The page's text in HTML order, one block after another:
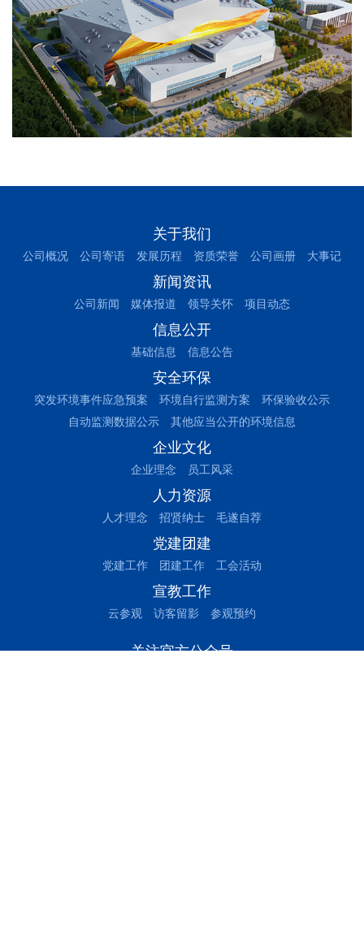
关于我们
公司概况 公司寄语 发展历程 资质荣誉 公司画册 大事记
新闻资讯
公司新闻 媒体报道 领导关怀 项目动态
信息公开
基础信息 信息公告
安全环保
突发环境事件应急预案 环境自行监测方案
环保验收公示
自动监测数据公示
其他应当公开的环境信息
企业文化
企业理念 员工风采
人力资源
人才理念 招贤纳士 毛遂自荐
党建团建
党建工作 团建工作 工会活动
宣教工作
云参观 访客留影 参观预约
关注官方公众号